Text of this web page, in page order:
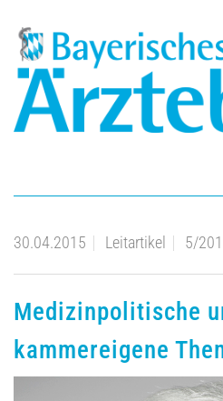
Aktuelles Heft
CME
30.04.2015 Leitartikel 5/
Medizinpolitische
kammereigene